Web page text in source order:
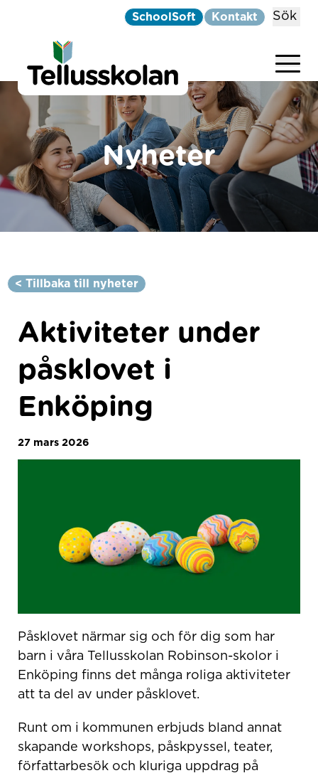
SchoolSoft Kontakt Sök
Hoppa till innehåll
Telluskolan
Nyheter
< Tillbaka till nyheter
Aktiviteter under
påsklovet i
Enköping
27 mars 2026
Påsklovet närmar sig och för dig som har
barn i våra Tellusskolan Robinson-skolor i
Enköping finns det många roliga aktiviteter
att ta del av under påsklovet.
Runt om i kommunen erbjuds bland annat
skapande workshops, påskpyssel, teater,
författarbesök och kluriga uppdrag på